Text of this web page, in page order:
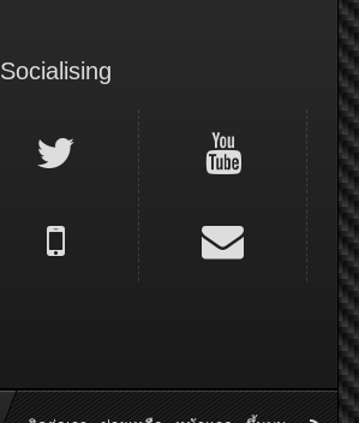
Socialising